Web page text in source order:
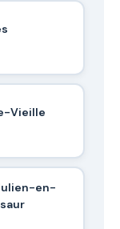
Vieille
en-